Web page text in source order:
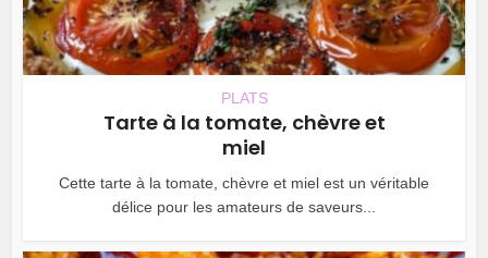
PLATS
Tarte à la tomate, chèvre et
miel
Cette tarte à la tomate, chèvre et miel est un véritable
délice pour les amateurs de saveurs...